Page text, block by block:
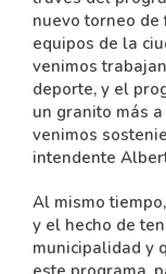
nuevo torneo
equipos de la
venimos
deporte, y el
un granito más
venimos
intendente
Al mismo
y el hecho de
municipalidad y